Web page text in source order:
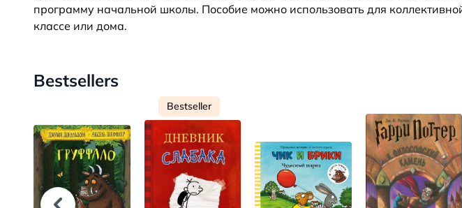
программу начальной школы. Пособие можно использовать для
классе или дома.
Bestsellers
Bestseller